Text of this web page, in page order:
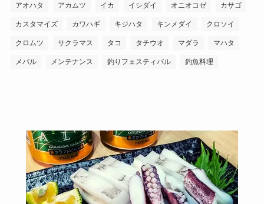
アオハタ アカムツ イカ イシダイ オニオコゼ カサゴ
カスタマイズ カワハギ キジハタ キンメダイ クロソイ
クロムツ サクラマス タコ タチウオ マダラ マハタ
メバル メンテナンス 釣りフェスティバル 釣魚料理